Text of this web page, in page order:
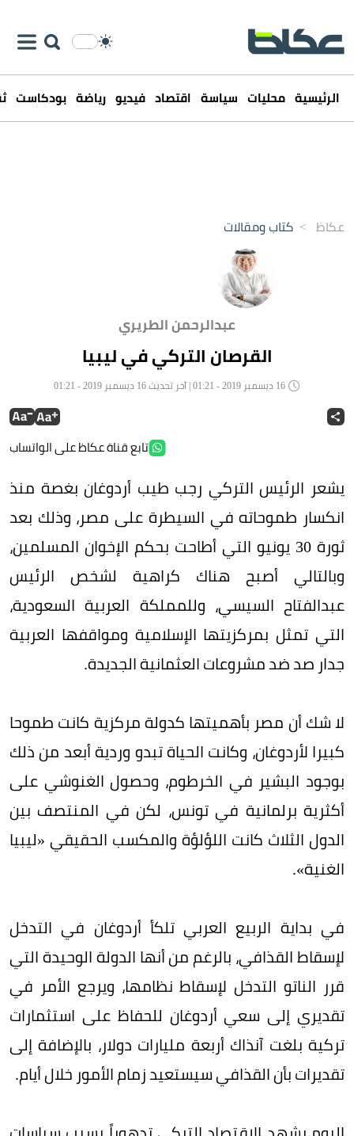
الرئيسية محليات سياسة اقتصاد فيديو رياضة بودكاست
عكاظ > كتاب ومقالات
عبدالرحمن الطريري
القرصان التركي في ليبيا
تابع قناة عكاظ على الواتساب
يشعر الرئيس التركي رجب طيب أردوغان بغصة منذ
انكسار طموحاته في السيطرة على مصر، وذلك بعد
ثورة 30 يونيو التي أطاحت بحكم الإخوان المسلمين،
وبالتالي أصبح هناك كراهية لشخص الرئيس
عبدالفتاح السيسي، وللمملكة العربية السعودية،
التي تمثل بمركزيتها الإسلامية ومواقفها العربية
جدار صد ضد مشروعات العثمانية الجديدة.
لا شك أن مصر بأهميتها كدولة مركزية كانت طموحا
كبيرا لأردوغان، وكانت الحياة تبدو وردية أبعد من ذلك
بوجود البشير في الخرطوم، وحصول الغنوشي على
أكثرية برلمانية في تونس، لكن في المنتصف بين
الدول الثلاث كانت اللؤلؤة والمكسب الحقيقي «ليبيا
الغنية».
في بداية الربيع العربي تلكأ أردوغان في التدخل
لإسقاط القذافي، بالرغم من أنها الدولة الوحيدة التي
قرر الناتو التدخل لإسقاط نظامها، ويرجع الأمر في
تقديري إلى سعي أردوغان للحفاظ على استثمارات
تركية بلغت آنذاك أربعة مليارات دولار، بالإضافة إلى
تقديرات بأن القذافي سيستعيد زمام الأمور خلال أيام.